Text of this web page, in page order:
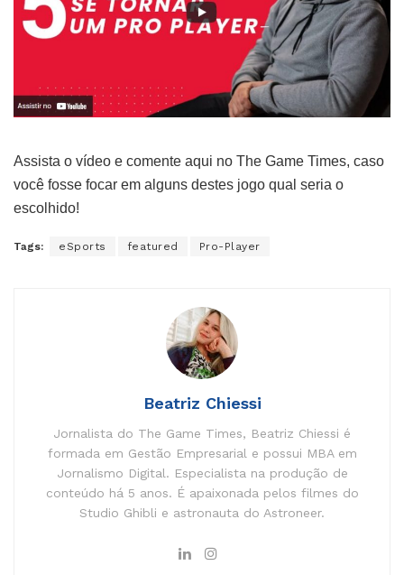
Assista o vídeo e comente aqui no The Game Times, caso
você fosse focar em alguns destes jogo qual seria o
escolhido!
Tags: eSports featured Pro-Player
Beatriz Chiessi
Jornalista do The Game Times, Beatriz Chiessi é
formada em Gestão Empresarial e possui MBA em
Jornalismo Digital. Especialista na produção de
conteúdo há 5 anos. É apaixonada pelos filmes do
Studio Ghibli e astronauta do Astroneer.